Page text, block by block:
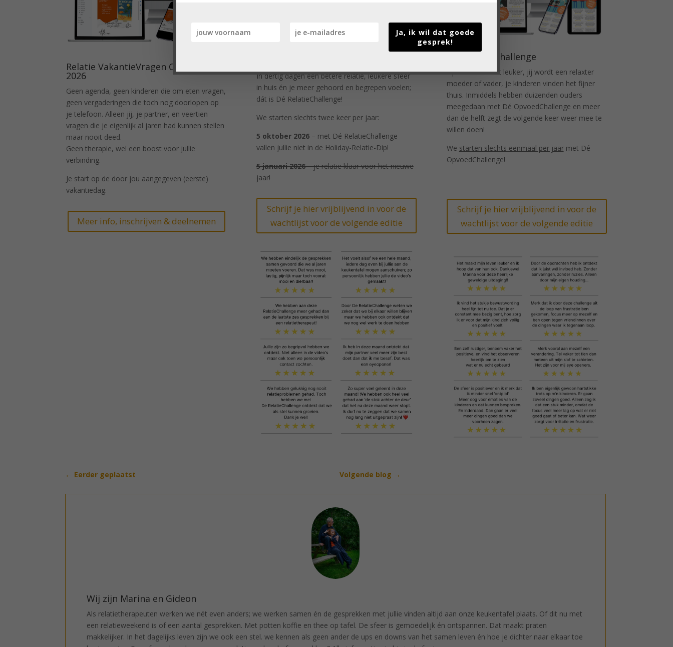
Relatie VakantieVragen Challenge
2026
Geen agenda, geen kinderen die om eten vragen,
geen vergaderingen die toch nog doorlopen op
je telefoon. Alleen jij, je partner, en veertien
vragen die je eigenlijk al jaren had kunnen stellen
maar nooit deed.
Geen therapie, wel een boost voor jullie
verbinding.
Je start op de door jou aangegeven (eerste)
vakantiedag.
Meer info, inschrijven & deelnemen
In dertig dagen een betere relatie, leukere sfeer
in huis én je meer gehoord en begrepen voelen;
dát is Dé RelatieChallenge!
We starten slechts twee keer per jaar:
5 oktober 2026– met Dé RelatieChallenge
vallen jullie niet in de Holiday-Relatie-Dip!
5 januari 2026– je relatie klaar voor het nieuwe
jaar!
Schrijf je hier vrijblijvend in voor de
wachtlijst voor de volgende editie
Dé OpvoedChallenge
Opvoeden wordt leuker, jij wordt een relaxter
moeder of vader, je kinderen vinden het fijner
thuis. Inmiddels hebben duizenden ouders
meegedaan met Dé OpvoedChallenge en meer
dan de helft zegt de volgende keer weer mee te
willen doen!
We starten slechts eenmaal per jaarmet Dé
OpvoedChallenge!
Schrijf je hier vrijblijvend in voor de
wachtlijst voor de volgende editie
← Eerder geplaatst Volgende blog →
Wij zijn Marina en Gideon
Als relatietherapeuten werken we nét even anders; we werken samen én de gesprekken met jullie vinden altijd aan onze keukentafel plaats. Of dit nu met
een relatieweekend is of een aantal gesprekken. Met potten koffie en thee op tafel. De sfeer is gemoedelijk én ontspannen. Dat maakt praten
makkelijker. In het dagelijks leven zijn we ook een stel. we kennen als geen ander de ups en downs van het samen leven én hoe je dichter naar elkaar toe
Ja, ik wil dat goede
gesprek!